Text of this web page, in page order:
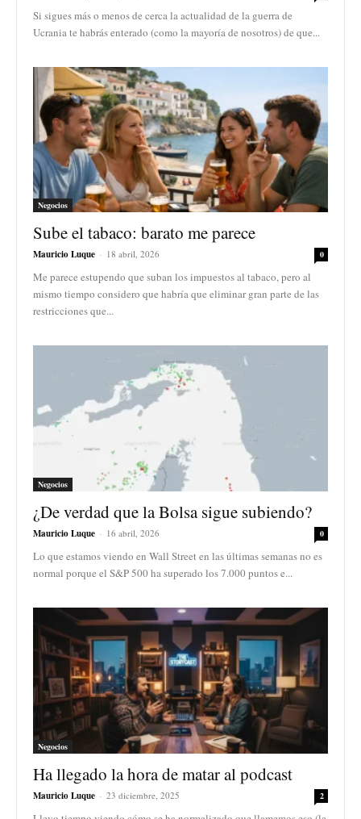
Si sigues más o menos de cerca la actualidad de la guerra de
Ucrania te habrás enterado (como la mayoría de nosotros) de que...
Negocios
Sube el tabaco: barato me parece
Mauricio Luque - 18 abril, 2026 0
Me parece estupendo que suban los impuestos al tabaco, pero al
mismo tiempo considero que habría que eliminar gran parte de las
restricciones que...
Negocios
¿De verdad que la Bolsa sigue subiendo?
Mauricio Luque - 16 abril, 2026 0
Lo que estamos viendo en Wall Street en las últimas semanas no es
normal porque el S&P 500 ha superado los 7.000 puntos e...
Negocios
Ha llegado la hora de matar al podcast
Mauricio Luque - 23 diciembre, 2025 2